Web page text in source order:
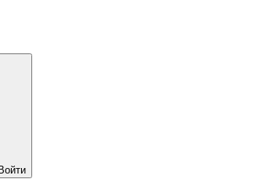
Войти